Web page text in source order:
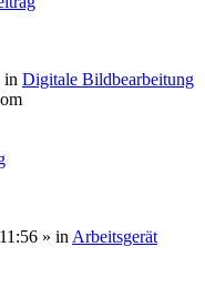
in Digitale Bildbearbeitung
» in Arbeitsgerät